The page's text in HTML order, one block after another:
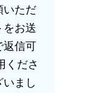
いただ
をお送
返信可
くださ
まし